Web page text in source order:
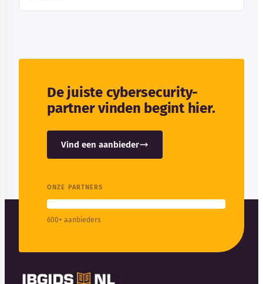
De juiste cybersecurity-
partner vinden begint hier.
Vind een aanbieder
ONZE PARTNERS
600+ aanbieders